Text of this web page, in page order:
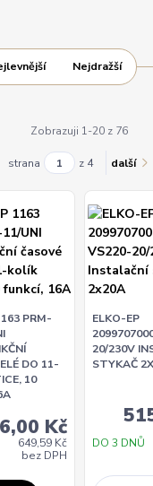
Nejdražší
Zobrazuji 1-20 z 76
strana z 4 další
PRM-
DO 11-
10
Kč
649,59 Kč
bez DPH
ELKO-EP
20/230V
STYKAČ
DO 3 DNŮ